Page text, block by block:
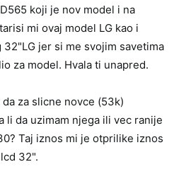
koji je nov model i na
mi ovaj model LG kao i
jer si me svojim savetima
za model. Hvala ti unapred.
za slicne novce (53k)
li da uzimam njega ili vec ranije
Taj iznos mi je otprilike iznos
32".